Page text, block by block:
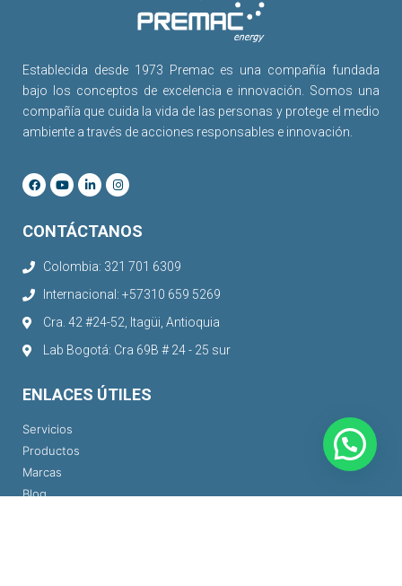
Establecida desde 1973 Premac es una compañía fundada
bajo los conceptos de excelencia e innovación. Somos una
compañía que cuida la vida de las personas y protege el medio
ambiente a través de acciones responsables e innovación.
CONTÁCTANOS
Colombia: 321 701 6309
Internacional: +57310 659 5269
Cra. 42 #24-52, Itagüi, Antioquia
Lab Bogotá: Cra 69B # 24 - 25 sur
ENLACES ÚTILES
Servicios
Productos
Marcas
Blog